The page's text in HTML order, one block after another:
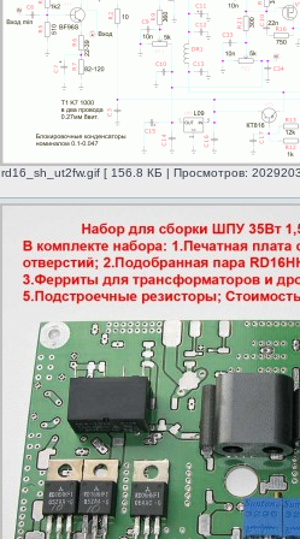
rd16_sh_ut2fw.gif [ 156.8 КБ | Просмотров: